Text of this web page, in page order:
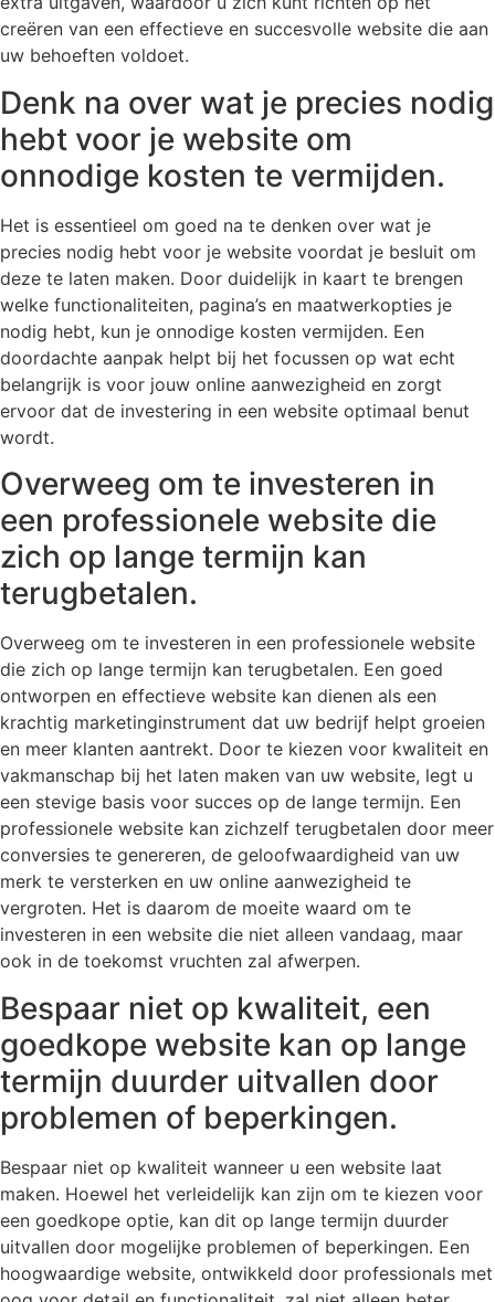
creëren van een effectieve en succesvolle website die aan
uw behoeften voldoet.
Denk na over wat je precies nodig
hebt voor je website om
onnodige kosten te vermijden.
Het is essentieel om goed na te denken over wat je
precies nodig hebt voor je website voordat je besluit om
deze te laten maken. Door duidelijk in kaart te brengen
welke functionaliteiten, pagina’s en maatwerkopties je
nodig hebt, kun je onnodige kosten vermijden. Een
doordachte aanpak helpt bij het focussen op wat echt
belangrijk is voor jouw online aanwezigheid en zorgt
ervoor dat de investering in een website optimaal benut
wordt.
Overweeg om te investeren in
een professionele website die
zich op lange termijn kan
terugbetalen.
Overweeg om te investeren in een professionele website
die zich op lange termijn kan terugbetalen. Een goed
ontworpen en effectieve website kan dienen als een
krachtig marketinginstrument dat uw bedrijf helpt groeien
en meer klanten aantrekt. Door te kiezen voor kwaliteit en
vakmanschap bij het laten maken van uw website, legt u
een stevige basis voor succes op de lange termijn. Een
professionele website kan zichzelf terugbetalen door meer
conversies te genereren, de geloofwaardigheid van uw
merk te versterken en uw online aanwezigheid te
vergroten. Het is daarom de moeite waard om te
investeren in een website die niet alleen vandaag, maar
ook in de toekomst vruchten zal afwerpen.
Bespaar niet op kwaliteit, een
goedkope website kan op lange
termijn duurder uitvallen door
problemen of beperkingen.
Bespaar niet op kwaliteit wanneer u een website laat
maken. Hoewel het verleidelijk kan zijn om te kiezen voor
een goedkope optie, kan dit op lange termijn duurder
uitvallen door mogelijke problemen of beperkingen. Een
hoogwaardige website, ontwikkeld door professionals met